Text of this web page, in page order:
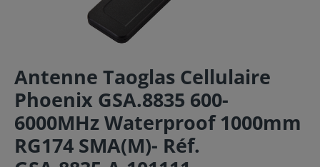
Antenne Taoglas Cellulaire
Phoenix GSA.8835 600-
6000MHz Waterproof 1000mm
RG174 SMA(M)- Réf.